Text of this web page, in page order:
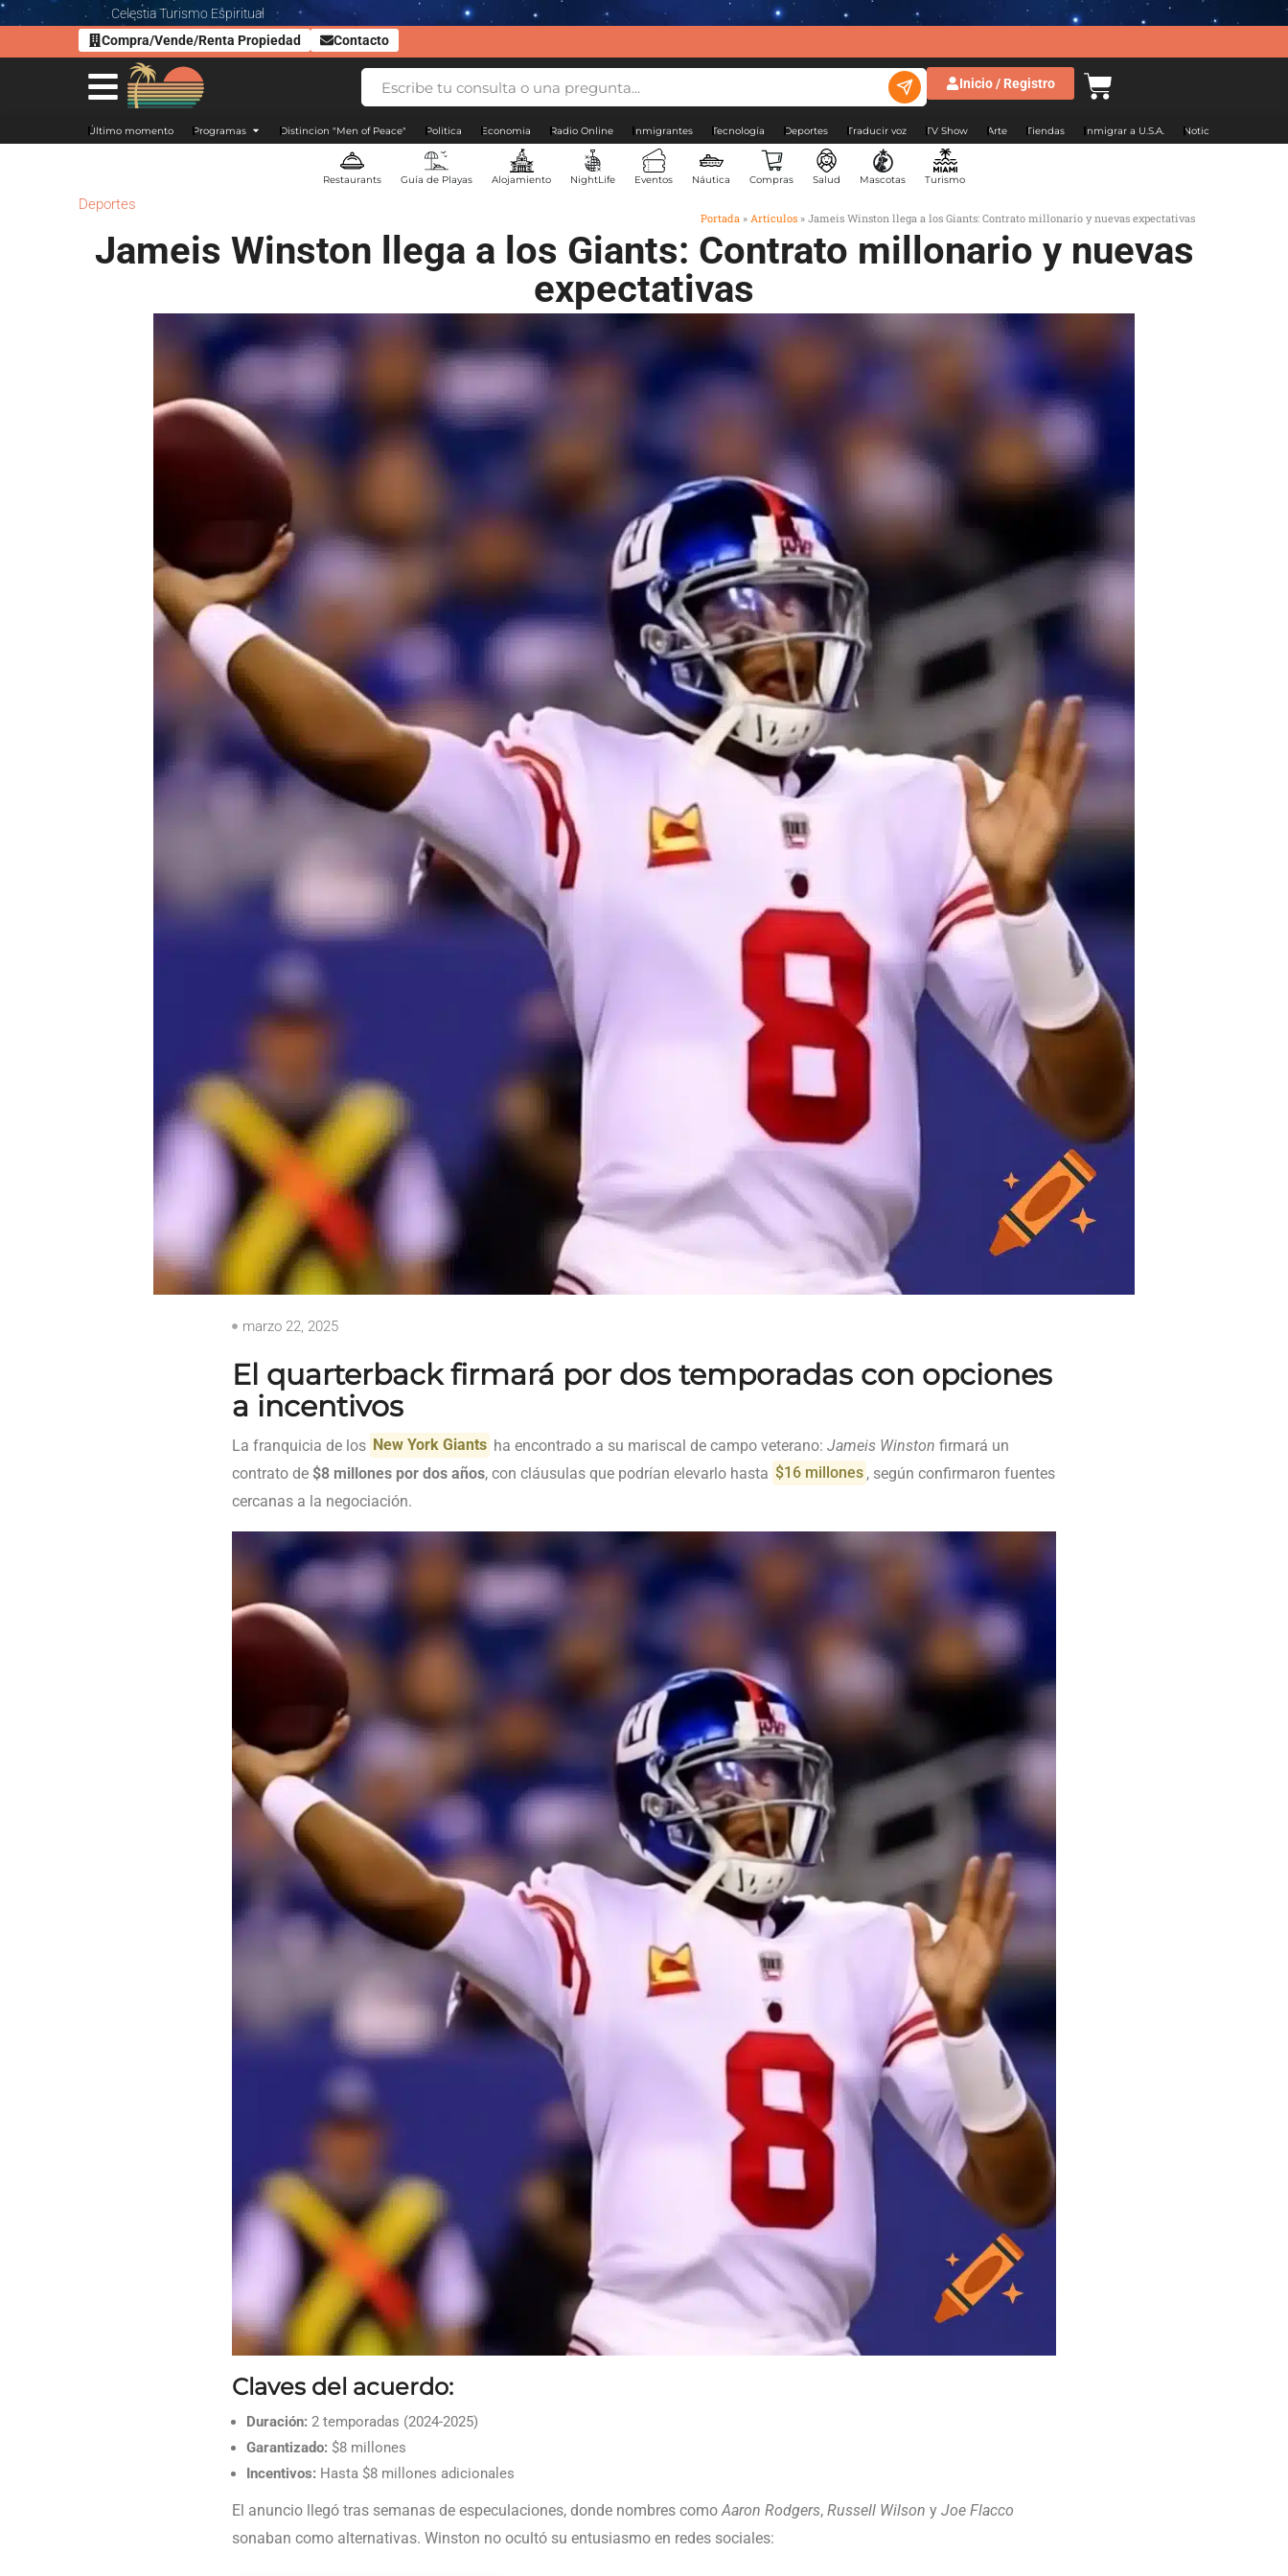
Celestia Turismo Espiritual
Compra/Vende/Renta Propiedad
Contacto
Inicio / Registro
Último momento Programas Distincion "Men of Peace" Politica Economia Radio Online Inmigrantes Tecnología Deportes Traducir voz TV Show Arte Tiendas Inmigrar a U.S.A. Noticias Argentina
Restaurants Guía de Playas Alojamiento NightLife Eventos Náutica Compras Salud Mascotas Turismo
Deportes
Portada » Artículos » Jameis Winston llega a los Giants: Contrato millonario y nuevas expectativas
Jameis Winston llega a los Giants: Contrato millonario y nuevas
expectativas
marzo 22, 2025
El quarterback firmará por dos temporadas con opciones
a incentivos
La franquicia de los New York Giants ha encontrado a su mariscal de campo veterano:Jameis Winston firmará un
contrato de $8 millones por dos años, con cláusulas que podrían elevarlo hasta $16 millones , según confirmaron fuentes
cercanas a la negociación.
Claves del acuerdo:
Duración: 2 temporadas (2024-2025)
Garantizado: $8 millones
Incentivos: Hasta $8 millones adicionales
El anuncio llegó tras semanas de especulaciones, donde nombres como Aaron Rodgers, Russell Wilson y Joe Flacco
sonaban como alternativas. Winston no ocultó su entusiasmo en redes sociales: